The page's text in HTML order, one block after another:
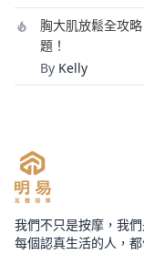
胸大肌放鬆全攻
題！
By Kelly
我們不只是按摩，我
每個認真生活的人，都